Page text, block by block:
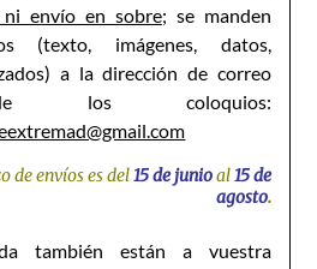
envío en sobre; se manden
(texto, imágenes, datos,
a la dirección de correo
los coloquios:
de envíos es del15 de junioal15 de
agosto.
también están a vuestra